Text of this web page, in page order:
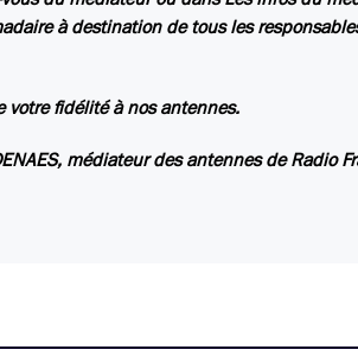
à destination de tous les
votre fidélité à nos antennes.
médiateur des antennes de Radio